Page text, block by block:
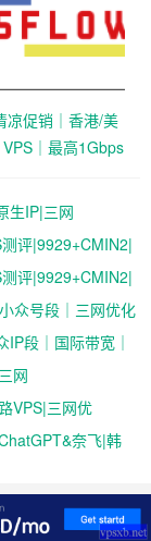
凉促销｜香港/美
｜最高1Gbps
生IP|三网
评|9929+CMIN2|
评|9929+CMIN2|
众号段｜三网优化
段｜国际带宽｜
网
VPS|三网优
奈飞|韩